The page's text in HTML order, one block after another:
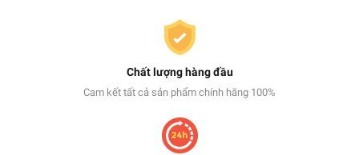
Chất lượng hàng đầu
Cam kết tất cả sản phẩm chính hãng 100%